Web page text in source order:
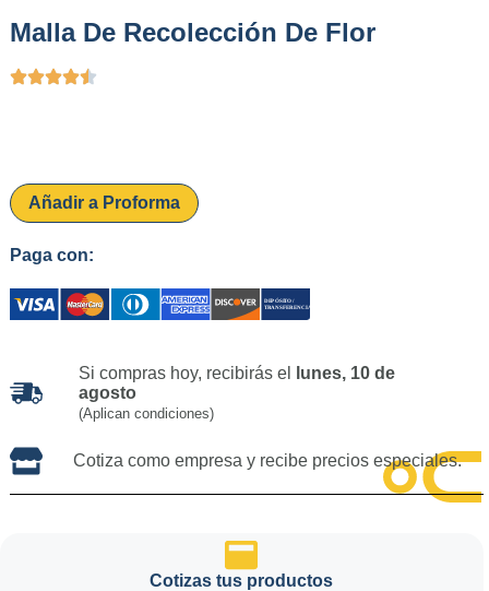
Malla De Recolección De Flor
Añadir a Proforma
Paga con:
Si compras hoy, recibirás el
lunes, 10 de
agosto
(Aplican condiciones)
Cotiza como empresa y recibe precios especiales.
Cotizas tus productos